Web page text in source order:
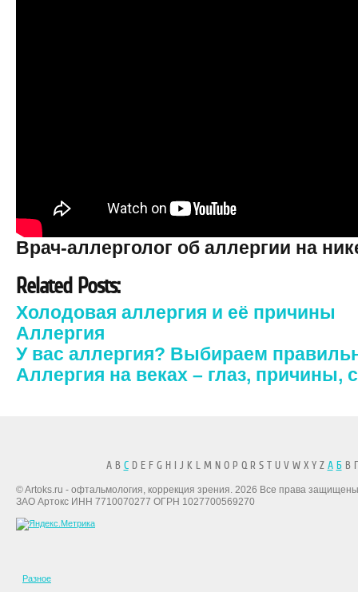
Врач-аллерголог об аллергии на
Related Posts:
Холодовая аллергия и её причины
Аллергия
У вас аллергия? Выбираем
Аллергия на веках – глаз, причины,
A B CD E F G H I J K L M N O P Q R S T U V W X Y Z А БВ
© Artoks.ru - офтальмология, коррекция зрения. 2026 Все права
ЗАО Артокс ИНН 7710070277 ОГРН 1027700569270
Разное